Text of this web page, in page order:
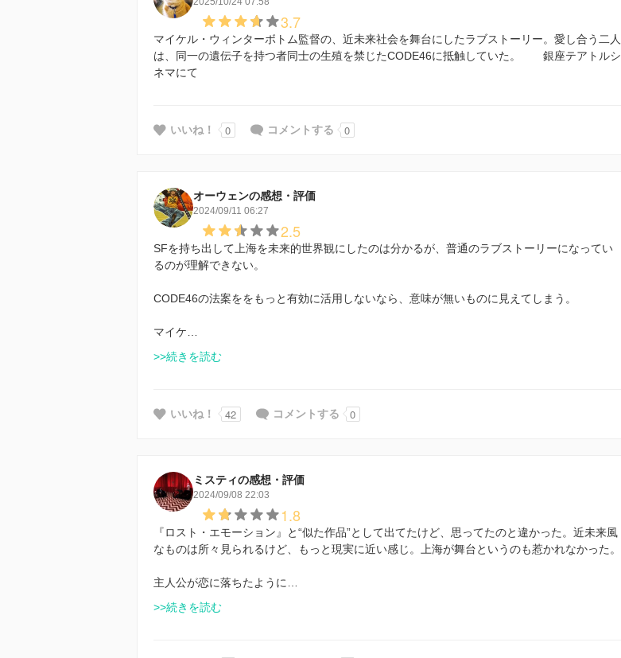
3.7
マイケル・ウィンターボトム監督の、近未来社会を舞台にしたラブストーリー。愛し合う二人
は、同一の遺伝子を持つ者同士の生殖を禁じたCODE46に抵触していた。 銀座テアトルシ
ネマにて
いいね！ 0 コメントする 0
オーウェンの感想・評価
2024/09/11 06:27
2.5
SFを持ち出して上海を未来的世界観にしたのは分かるが、普通のラブストーリーになってい
るのが理解できない。
CODE46の法案ををもっと有効に活用しないなら、意味が無いものに見えてしまう。
マイケ…
>>続きを読む
いいね！ 42 コメントする 0
ミスティの感想・評価
2024/09/08 22:03
1.8
『ロスト・エモーション』と“似た作品”として出てたけど、思ってたのと違かった。近未来風
なものは所々見られるけど、もっと現実に近い感じ。上海が舞台というのも惹かれなかった。
主人公が恋に落ちたように…
>>続きを読む